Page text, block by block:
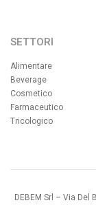
SETTORI
Alimentare
Beverage
Cosmetico
Farmaceutico
Tricologico
DEBEM Srl – Via Del